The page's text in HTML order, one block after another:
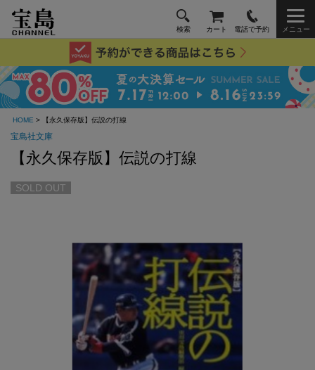
検索 カート 電話で予約 メニュー
HOME > 【永久保存版】伝説の打線
宝島社文庫
【永久保存版】伝説の打線
SOLD OUT